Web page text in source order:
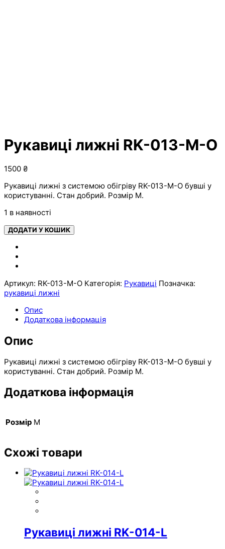
Рукавиці лижні RK-013-M-O
1500 ₴
Рукавиці лижні з системою обігріву RK-013-M-O бувші у
користуванні. Стан добрий. Розмір M.
1 в наявності
ДОДАТИ У КОШИК
Артикул: RK-013-M-O Категорія: Рукавиці Позначка:
рукавиці лижні
Опис
Додаткова інформація
Опис
Рукавиці лижні з системою обігріву RK-013-M-O бувші у
користуванні. Стан добрий. Розмір M.
Додаткова інформація
Розмір M
Схожі товари
Рукавиці лижні RK-014-L